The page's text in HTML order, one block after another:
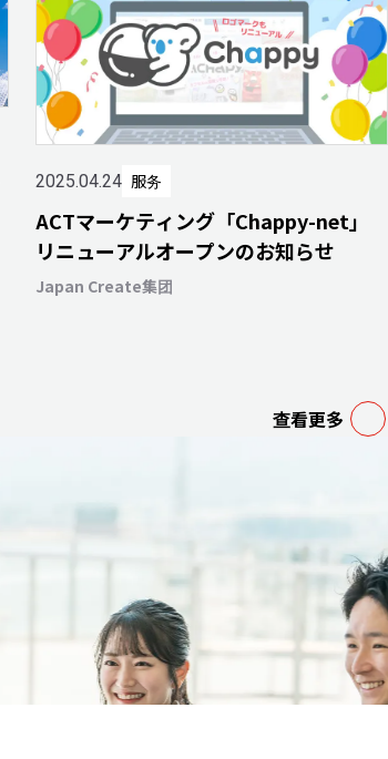
2025.04.24 服务
ACTマーケティング「Chappy-net」
リニューアルオープンのお知らせ
Japan Create集团
查看更多